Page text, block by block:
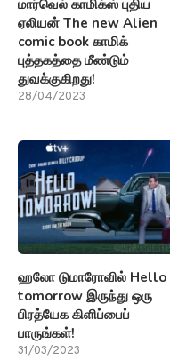
மார்வெல் காமிக்ஸ் புதிய
ஏலியன் The new Alien
comic book காமிக்
புத்தகத்தை மீண்டும்
துவக்குகிறது!
28/04/2023
ஹலோ டுமாரோவில் Hello
tomorrow இருந்து ஒரு
பிரத்யேக கிளிப்பைப்
பாருங்கள்!
31/03/2023